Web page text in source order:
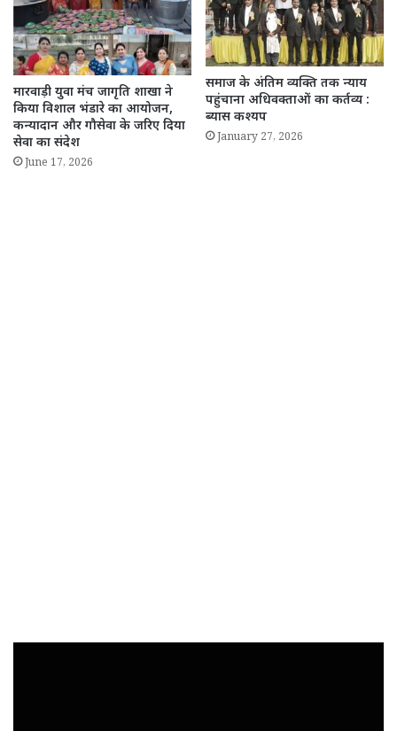
मारवाड़ी युवा मंच जागृति शाखा ने
किया विशाल भंडारे का आयोजन,
कन्यादान और गौसेवा के जरिए दिया
सेवा का संदेश
June 17, 2026
समाज के अंतिम व्यक्ति तक न्याय
पहुंचाना अधिवक्ताओं का कर्तव्य :
ब्यास कश्यप
January 27, 2026